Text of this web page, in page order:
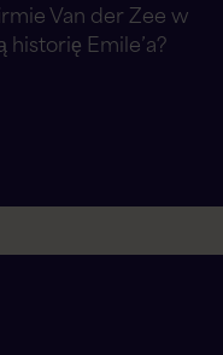
Van der Zee w
historię Emile’a?